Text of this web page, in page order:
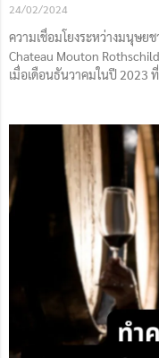
24/02/2024
ความเชื่อมโยงระหว่างมนุษย
Chateau Mouton
เมื่อเดือนธันวาคมในปี 2023
รับแรงบันดาลใจจากความเชื่
Mouton Rothschild รูปภาพ
โยงกับจำนวนลูกโปร่งคล้าย
กับมนุษย์ เส้นสีแดงทั้งสี่เส้นใน
แวดล้อมเป็นตัวแทนของฤดูก